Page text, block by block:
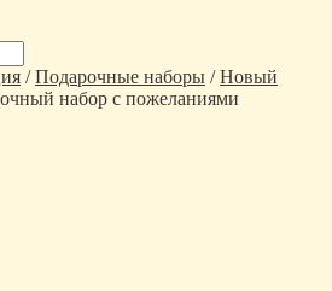
/Подарочные наборы /Новый
набор с пожеланиями